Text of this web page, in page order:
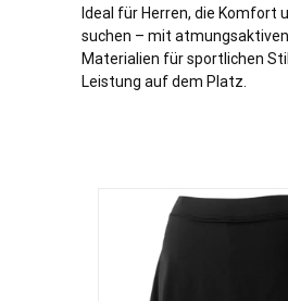
Ideal für Herren, die Komfort
suchen – mit
Materialien für sportlichen
Leistung auf dem Platz.